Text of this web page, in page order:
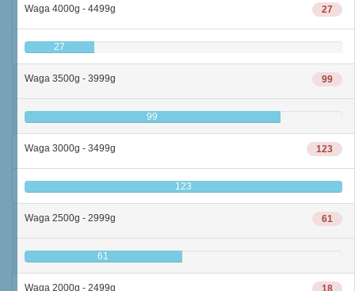
27
Waga 4000g - 4499g
27
99
Waga 3500g - 3999g
99
123
Waga 3000g - 3499g
123
61
Waga 2500g - 2999g
61
Waga 2000g - 2499g